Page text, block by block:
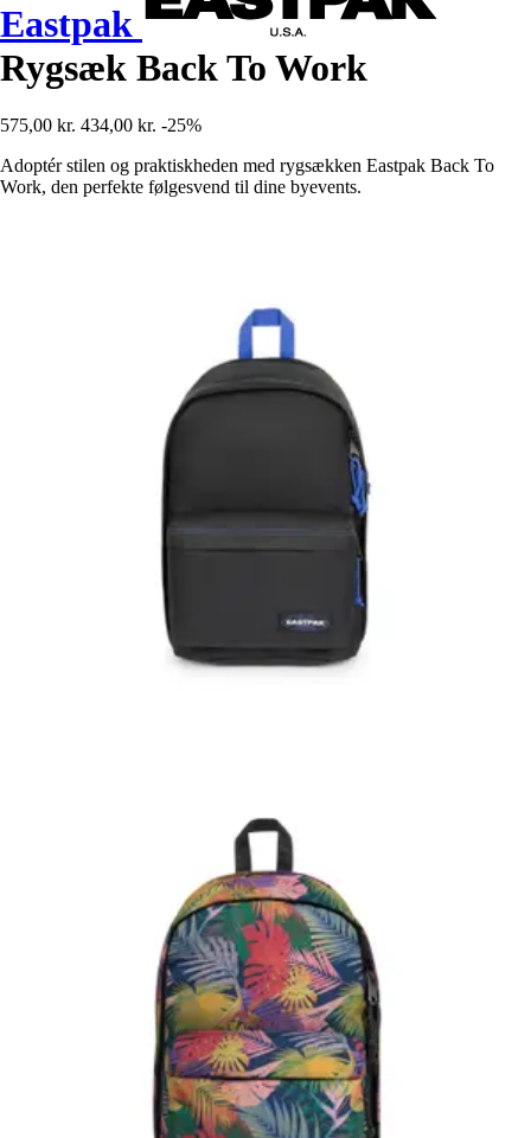
Eastpak
Rygsæk Back To Work
575,00 kr. 434,00 kr. -25%
Adoptér stilen og praktiskheden med rygsækken Eastpak Back To
Work, den perfekte følgesvend til dine byevents.